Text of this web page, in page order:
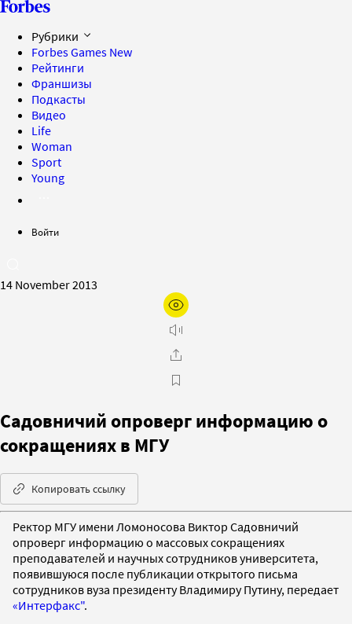
Рубрики
Forbes Games New
Рейтинги
Франшизы
Подкасты
Видео
Life
Woman
Sport
Young
Войти
14 November 2013
Садовничий опроверг информацию о
сокращениях в МГУ
Копировать ссылку
Ректор МГУ имени Ломоносова Виктор Садовничий
опроверг информацию о массовых сокращениях
преподавателей и научных сотрудников университета,
появившуюся после публикации открытого письма
сотрудников вуза президенту Владимиру Путину, передает
«Интерфакс".